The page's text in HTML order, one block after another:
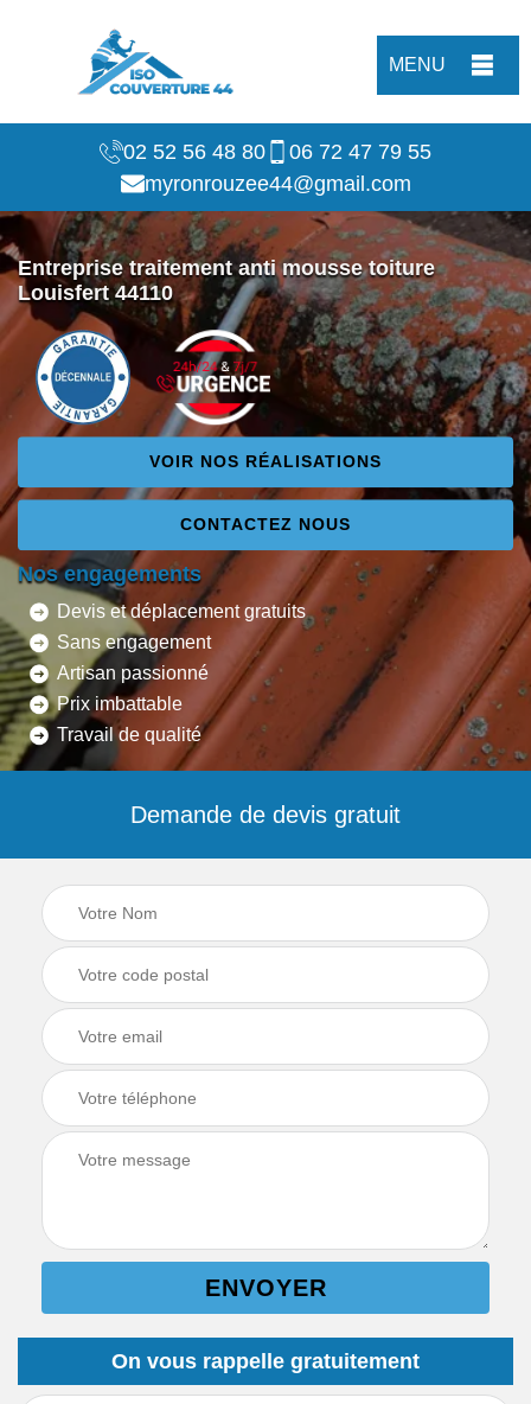
MENU
02 52 56 48 80
06 72 47 79 55
myronrouzee44@gmail.com
Entreprise traitement anti mousse toiture
Louisfert 44110
VOIR NOS RÉALISATIONS
CONTACTEZ NOUS
Nos engagements
Devis et déplacement gratuits
Sans engagement
Artisan passionné
Prix imbattable
Travail de qualité
Demande de devis gratuit
On vous rappelle gratuitement